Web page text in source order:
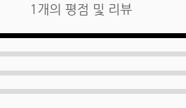
1개의 평점 및 리뷰